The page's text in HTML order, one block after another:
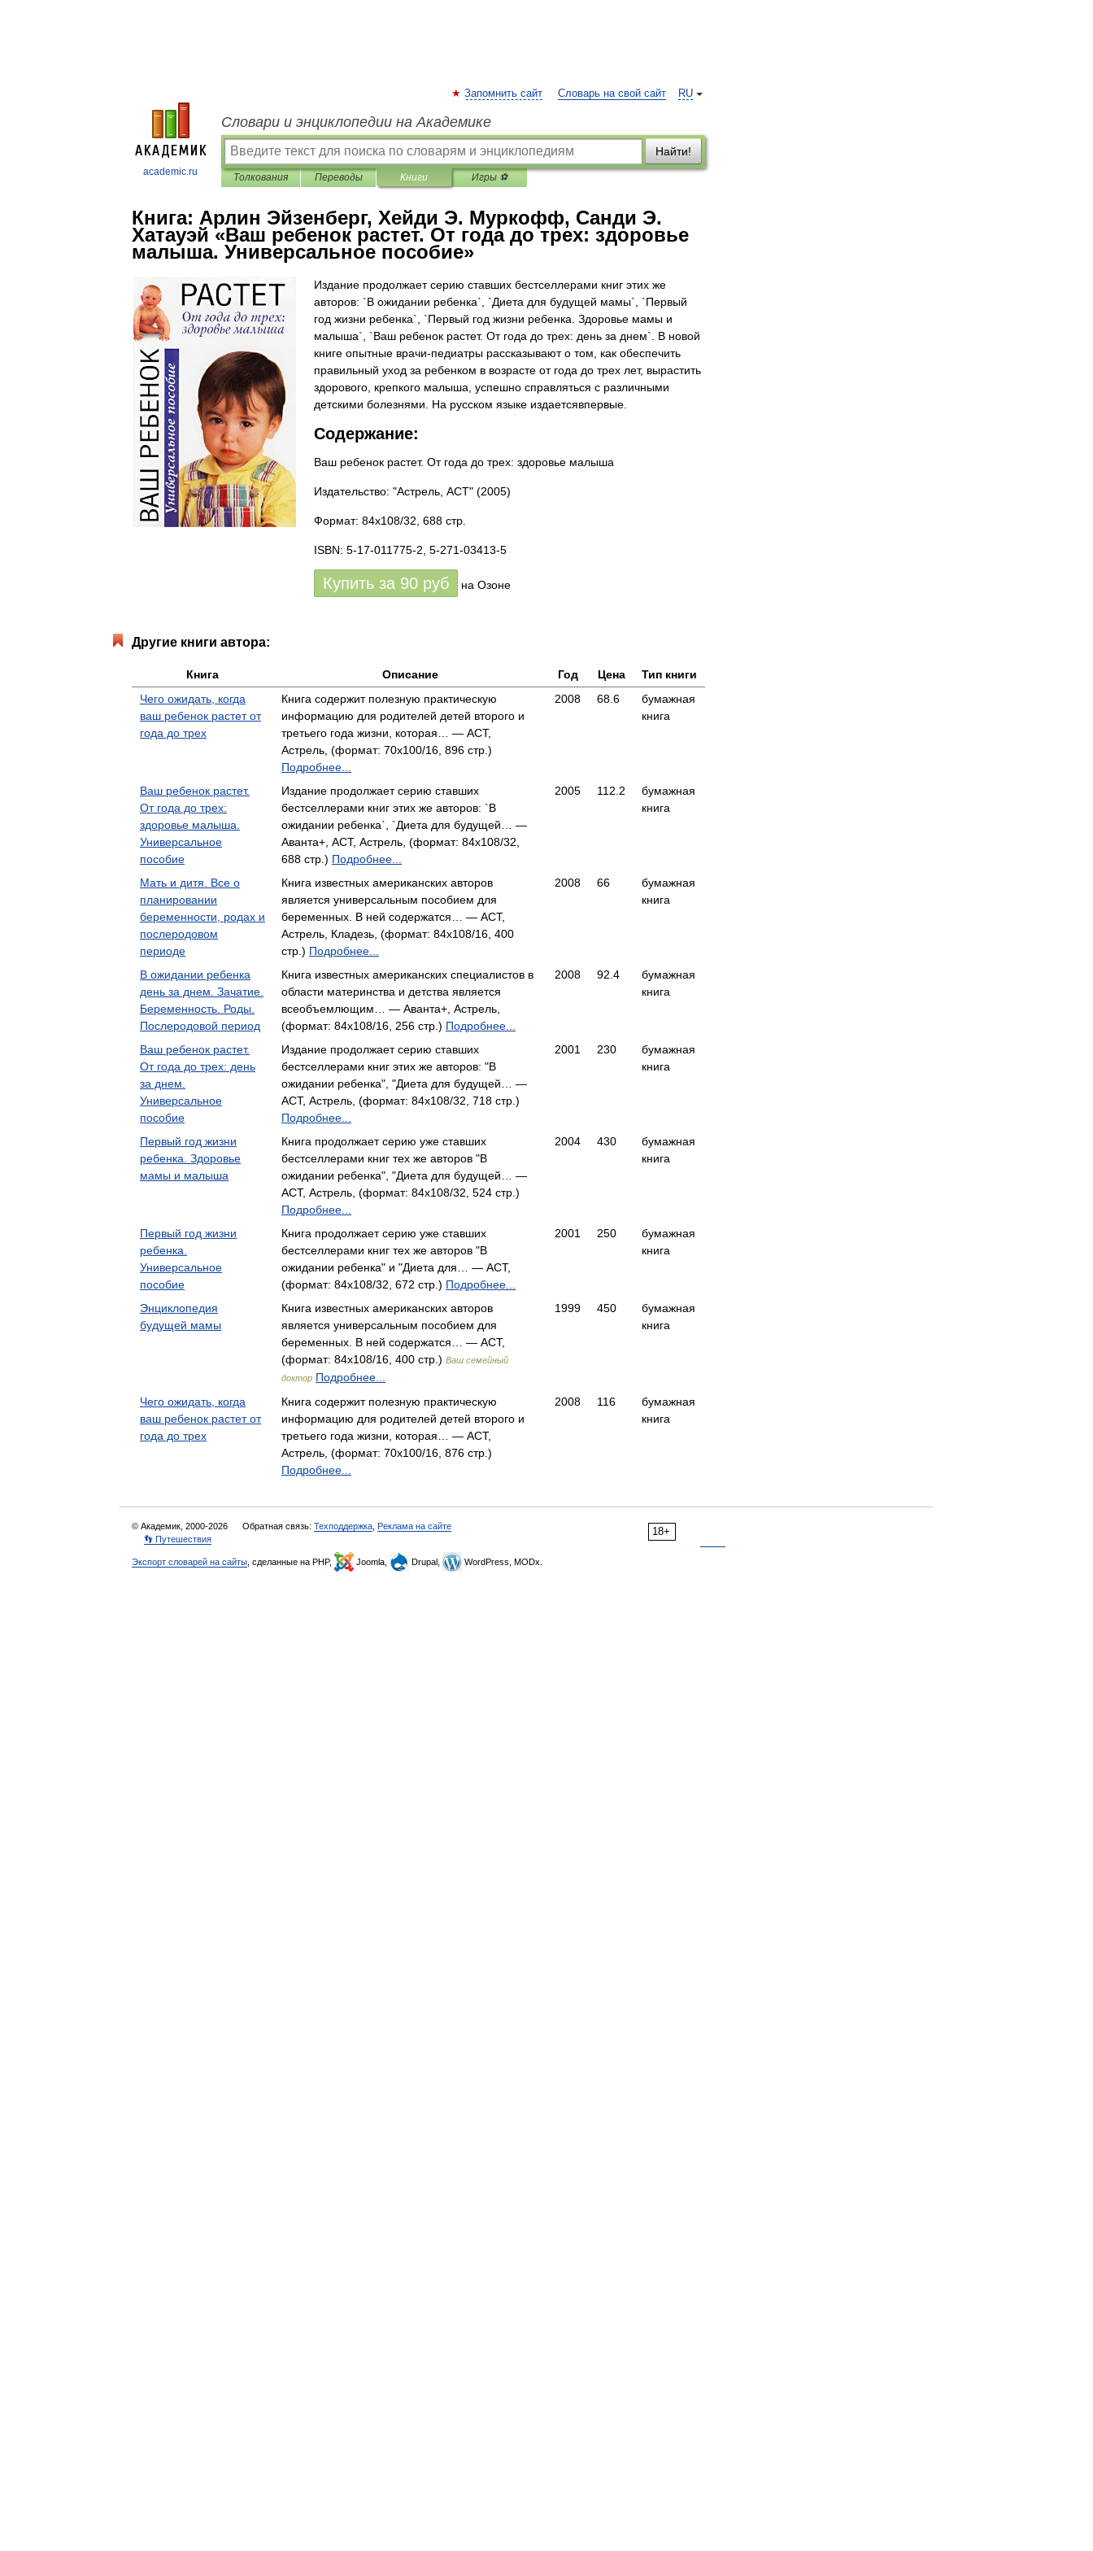
academic.ru
RU
Запомнить сайт Словарь на свой сайт
Словари и энциклопедии на Академике
Найти!
Толкования Переводы Книги Игры ⚽
Книга: Арлин Эйзенберг, Хейди Э. Муркофф, Санди Э.
Хатауэй «Ваш ребенок растет. От года до трех: здоровье
малыша. Универсальное пособие»
Издание продолжает серию ставших бестселлерами книг этих же
авторов: `В ожидании ребенка`, `Диета для будущей мамы`, `Первый
год жизни ребенка`, `Первый год жизни ребенка. Здоровье мамы и
малыша`, `Ваш ребенок растет. От года до трех: день за днем`. В новой
книге опытные врачи-педиатры рассказывают о том, как обеспечить
правильный уход за ребенком в возрасте от года до трех лет, вырастить
здорового, крепкого малыша, успешно справляться с различными
детскими болезнями. На русском языке издаетсявпервые.
Содержание:
Ваш ребенок растет. От года до трех: здоровье малыша
Издательство: "Астрель, АСТ" (2005)
Формат: 84x108/32, 688 стр.
ISBN: 5-17-011775-2, 5-271-03413-5
Купить за 90 руб на Озоне
Другие книги автора:
Книга Описание Год Цена
Тип книги
Чего ожидать, когда
ваш ребенок растет от
года до трех
Книга содержит полезную практическую
информацию для родителей детей второго и
третьего года жизни, которая… — АСТ,
Астрель, (формат: 70x100/16, 896 стр.)
Подробнее...
2008 68.6
бумажная
книга
Ваш ребенок растет.
От года до трех:
здоровье малыша.
Универсальное
пособие
Издание продолжает серию ставших
бестселлерами книг этих же авторов: `В
ожидании ребенка`, `Диета для будущей… —
Аванта+, АСТ, Астрель, (формат: 84x108/32,
688 стр.) Подробнее...
2005 112.2
бумажная
книга
Мать и дитя. Все о
планировании
беременности, родах и
послеродовом
периоде
Книга известных американских авторов
является универсальным пособием для
беременных. В ней содержатся… — АСТ,
Астрель, Кладезь, (формат: 84x108/16, 400
стр.) Подробнее...
2008 66
бумажная
книга
В ожидании ребенка
день за днем. Зачатие.
Беременность. Роды.
Послеродовой период
Книга известных американских специалистов в
области материнства и детства является
всеобъемлющим… — Аванта+, Астрель,
(формат: 84x108/16, 256 стр.) Подробнее...
2008 92.4
бумажная
книга
Ваш ребенок растет.
От года до трех: день
за днем.
Универсальное
пособие
Издание продолжает серию ставших
бестселлерами книг этих же авторов: "В
ожидании ребенка", "Диета для будущей… —
АСТ, Астрель, (формат: 84x108/32, 718 стр.)
Подробнее...
2001 230
бумажная
книга
Первый год жизни
ребенка. Здоровье
мамы и малыша
Книга продолжает серию уже ставших
бестселлерами книг тех же авторов "В
ожидании ребенка", "Диета для будущей… —
АСТ, Астрель, (формат: 84x108/32, 524 стр.)
Подробнее...
2004 430
бумажная
книга
Первый год жизни
ребенка.
Универсальное
пособие
Книга продолжает серию уже ставших
бестселлерами книг тех же авторов "В
ожидании ребенка" и "Диета для… — АСТ,
(формат: 84x108/32, 672 стр.) Подробнее...
2001 250
бумажная
книга
Энциклопедия
будущей мамы
Книга известных американских авторов
является универсальным пособием для
беременных. В ней содержатся… — АСТ,
(формат: 84x108/16, 400 стр.) Ваш семейный
доктор Подробнее...
1999 450
бумажная
книга
Чего ожидать, когда
ваш ребенок растет от
года до трех
Книга содержит полезную практическую
информацию для родителей детей второго и
третьего года жизни, которая… — АСТ,
Астрель, (формат: 70x100/16, 876 стр.)
Подробнее...
2008 116
бумажная
книга
18+
© Академик, 2000-2026 Обратная связь: Техподдержка Реклама на сайте
👣 Путешествия
Экспорт словарей на сайты , сделанные на PHP, Joomla, Drupal, WordPress, MODx.